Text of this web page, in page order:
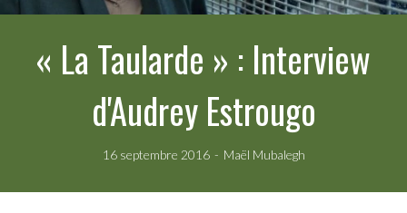
« La Taularde » : Interview
d'Audrey Estrougo
16 septembre 2016 Maël Mubalegh